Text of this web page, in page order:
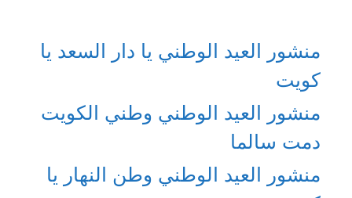
منشور العيد الوطني يا دار السعد يا
كويت
منشور العيد الوطني وطني الكويت
دمت سالما
منشور العيد الوطني وطن النهار يا